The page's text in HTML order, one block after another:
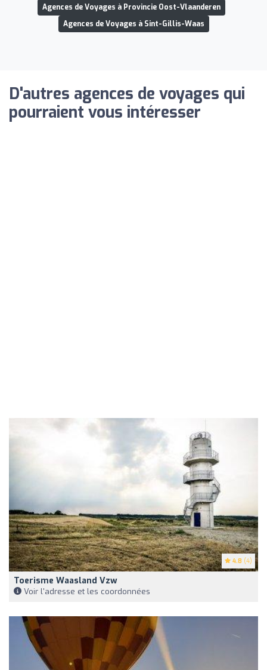
Agences de Voyages à Provincie Oost-Vlaanderen
Agences de Voyages à Sint-Gillis-Waas
D'autres agences de voyages qui
pourraient vous intéresser
4.8 (4)
Toerisme Waasland Vzw
Voir l'adresse et les coordonnées